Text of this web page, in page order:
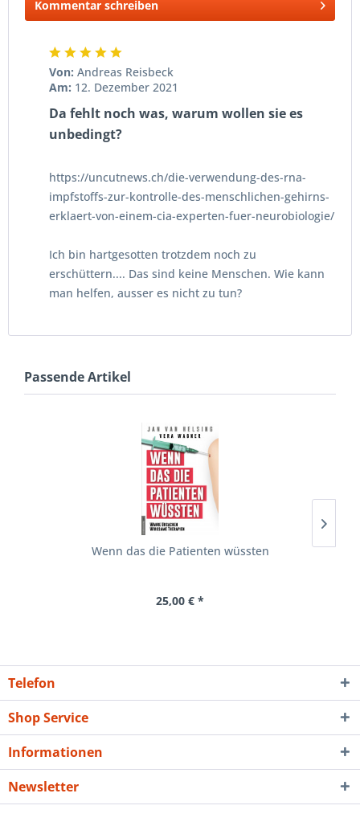
Kommentar schreiben
Von: Andreas Reisbeck
Am: 12. Dezember 2021
Da fehlt noch was, warum wollen sie es
unbedingt?
https://uncutnews.ch/die-verwendung-des-rna-
impfstoffs-zur-kontrolle-des-menschlichen-gehirns-
erklaert-von-einem-cia-experten-fuer-neurobiologie/
Ich bin hartgesotten trotzdem noch zu
erschüttern.... Das sind keine Menschen. Wie kann
man helfen, ausser es nicht zu tun?
Passende Artikel
Wenn das die Patienten wüssten
25,00 € *
Telefon
Shop Service
Informationen
Newsletter